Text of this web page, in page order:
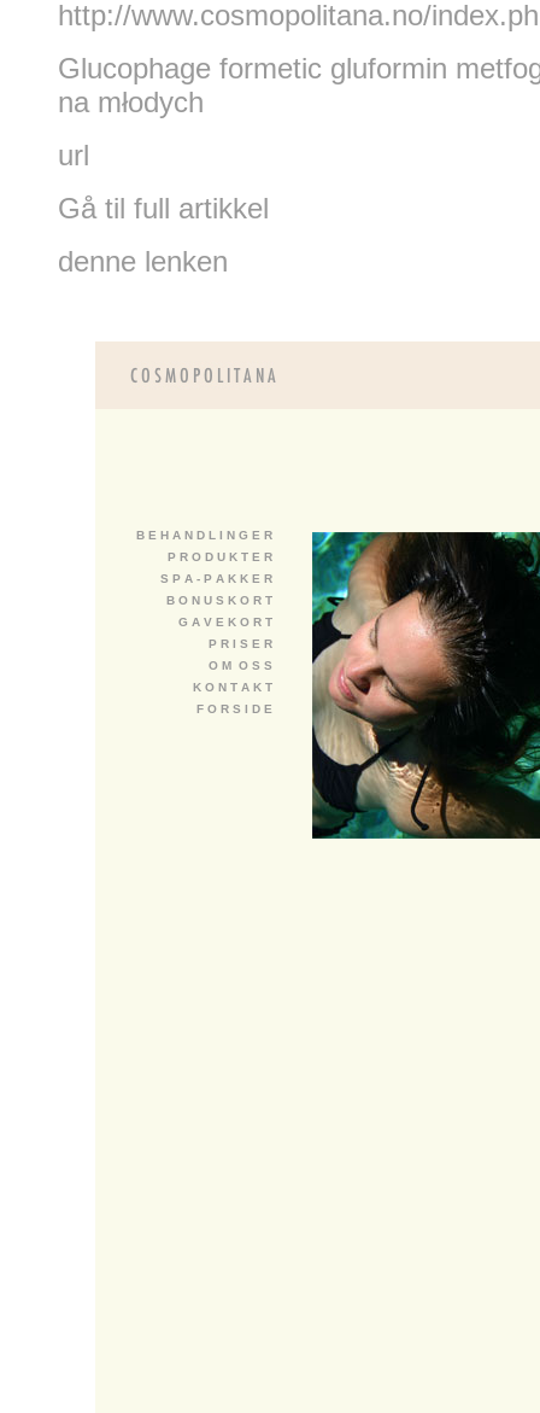
http://www.cosmopolitana.no/
Glucophage formetic gluformin
na młodych
url
Gå til full artikkel
denne lenken
B E H A N D L I N G E R
P R O D U K T E R
S P A - P A K K E R
B O N U S K O R T
G A V E K O R T
P R I S E R
O M O S S
K O N T A K T
F O R S I D E